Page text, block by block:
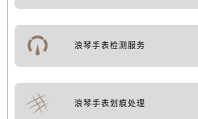
浪琴手表检测服务
浪琴手表划痕处理